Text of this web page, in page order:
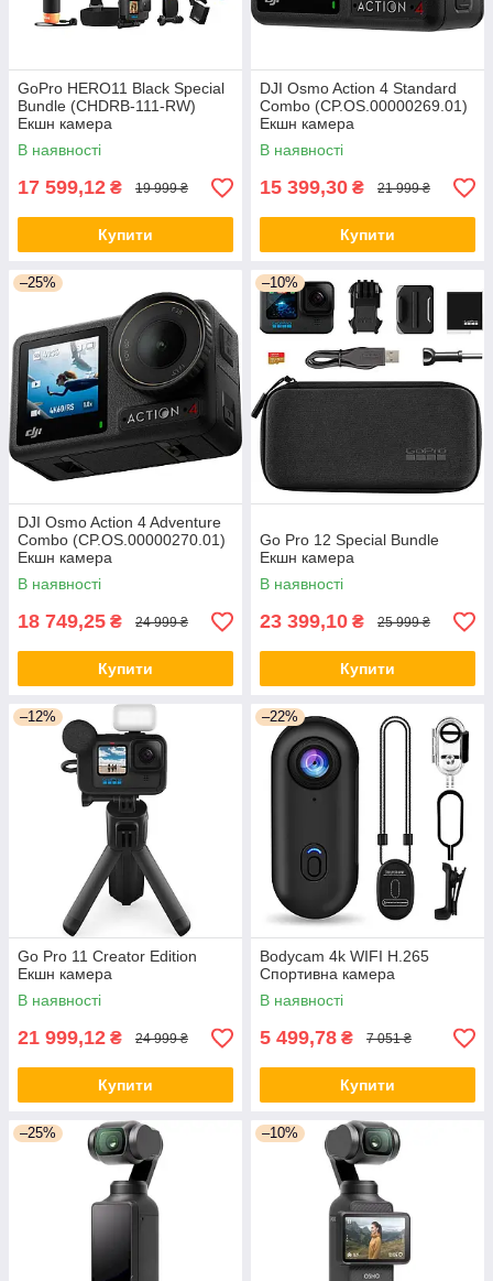
GoPro HERO11 Black Special
Bundle (CHDRB-111-RW)
Екшн камера
В наявності
17 599,12 ₴ 19 999 ₴
Купити
DJI Osmo Action 4 Standard
Combo (CP.OS.00000269.01)
Екшн камера
В наявності
15 399,30 ₴ 21 999 ₴
Купити
–25%
DJI Osmo Action 4 Adventure
Combo (CP.OS.00000270.01)
Екшн камера
В наявності
18 749,25 ₴ 24 999 ₴
Купити
–10%
Go Pro 12 Special Bundle
Екшн камера
В наявності
23 399,10 ₴ 25 999 ₴
Купити
–12%
Go Pro 11 Creator Edition
Екшн камера
В наявності
21 999,12 ₴ 24 999 ₴
Купити
–22%
Bodycam 4k WIFI H.265
Спортивна камера
В наявності
5 499,78 ₴ 7 051 ₴
Купити
–25% –10%